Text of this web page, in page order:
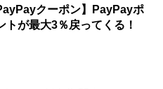
クーポン】PayPayポ
トが最大3％戻ってくる！